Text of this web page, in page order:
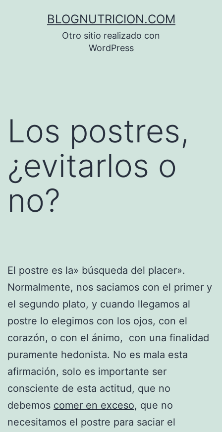
BLOGNUTRICION.COM
Otro sitio realizado con
WordPress
Los postres,
¿evitarlos o
no?
El postre es la» búsqueda del placer».
Normalmente, nos saciamos con el primer y
el segundo plato, y cuando llegamos al
postre lo elegimos con los ojos, con el
corazón, o con el ánimo, con una finalidad
puramente hedonista. No es mala esta
afirmación, solo es importante ser
consciente de esta actitud, que no
debemos comer en exceso, que no
necesitamos el postre para saciar el